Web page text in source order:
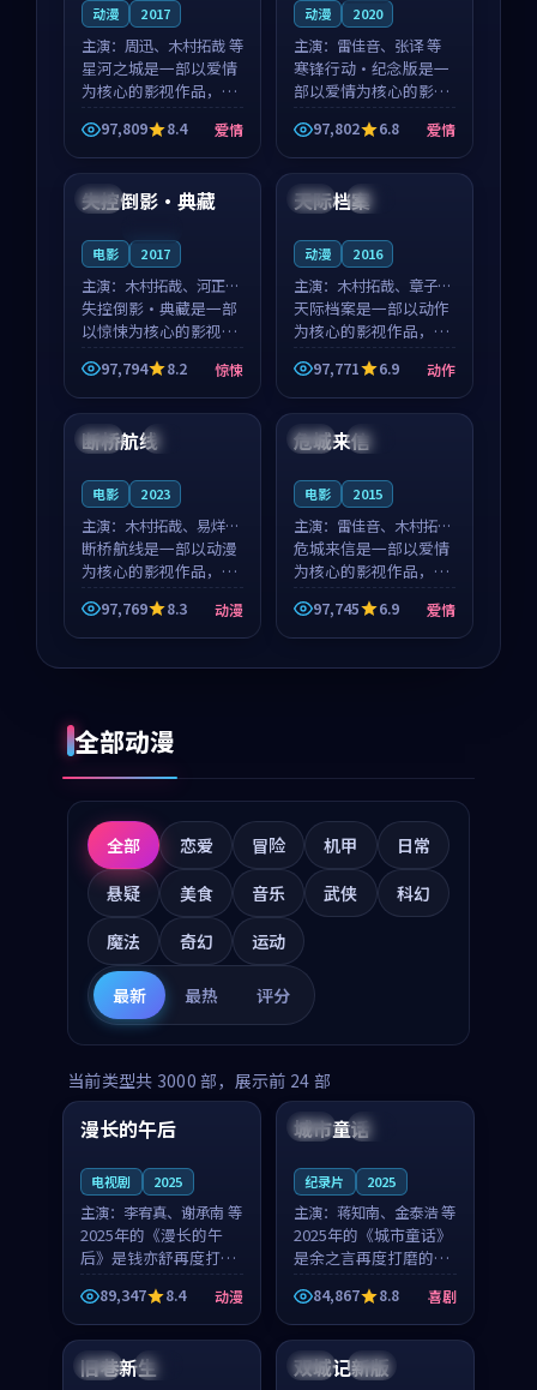
动漫 2017
主演： 周迅、木村拓哉 等
星河之城是一部以爱情
为核心的影视作品，围
绕危机、反转与人物成
长展开，整体节奏紧
凑，值得推荐观看。
97,809 8.4 爱情
动漫 2020
主演： 雷佳音、张译 等
寒锋行动·纪念版是一
部以爱情为核心的影视
作品，围绕危机、反转
与人物成长展开，整体
节奏紧凑，值得推荐观
看。
97,802 6.8 爱情
法国
失控倒影·典藏
电影 2017
主演： 木村拓哉、河正宇
等
失控倒影·典藏是一部
以惊悚为核心的影视作
品，围绕危机、反转与
人物成长展开，整体节
奏紧凑，值得推荐观
97,794 8.2 惊悚
中国 完结
天际档案
动漫 2016
主演： 木村拓哉、章子怡
等
天际档案是一部以动作
为核心的影视作品，围
绕危机、反转与人物成
长展开，整体节奏紧
凑，值得推荐观看。
97,771 6.9 动作
泰国 4K
断桥航线
电影 2023
主演： 木村拓哉、易烊千
玺 等
断桥航线是一部以动漫
为核心的影视作品，围
绕危机、反转与人物成
长展开，整体节奏紧
凑，值得推荐观看。
97,769 8.3 动漫
日本 热播
危城来信
电影 2015
主演： 雷佳音、木村拓哉
等
危城来信是一部以爱情
为核心的影视作品，围
绕危机、反转与人物成
长展开，整体节奏紧
凑，值得推荐观看。
97,745 6.9 爱情
全部动漫
全部 恋爱 冒险 机甲
日常
悬疑
美食 音乐 武侠
科幻
魔法
奇幻 运动
最新 最热 评分
当前类型共 3000 部，展示前 24 部
中国 高分
99:16
漫长的午后
电视剧 2025
主演： 李宥真、谢承南 等
2025年的《漫长的午
后》是钱亦舒再度打磨
的动漫佳作。中国大陆
的取景与海岛日常的氛
围相互成就，李宥真与
谢承南的对手戏自然克
制，让整部影片在悬念
89,347 8.4 动漫
美国 院线
城市童话
纪录片 2025
主演： 蒋知南、金泰浩 等
2025年的《城市童话》
是余之言再度打磨的喜
剧佳作。美国的取景与
历史战争的氛围相互成
就，蒋知南与金泰浩的
对手戏自然克制，让整
部影片在悬念与温度
84,867 8.8 喜剧
英国 完结
旧巷新生 中国 独播
双城记新版